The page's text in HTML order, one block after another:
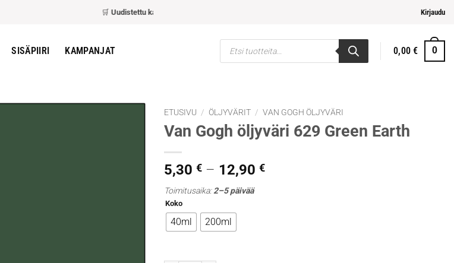
Uudistettu kassa– nopeampi ja helpompi maksaminen Kirjaudu
SISÄPIIRI KAMPANJAT
Products
search
0,00€ 0
ETUSIVU / ÖLJYVÄRIT / VAN GOGH ÖLJYVÄRI
Van Gogh öljyväri 629 Green Earth
5,30 € – 12,90 €Hintaluokka:
Toimitusaika:2–5 päivää
Koko
40ml 200ml